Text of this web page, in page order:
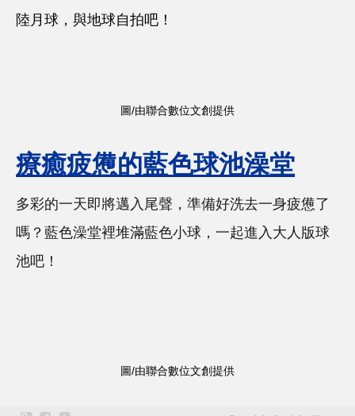
陸月球，與地球自拍吧！
圖/由聯合數位文創提供
療癒疲憊的藍色球池澡堂
多彩的一天即將邁入尾聲，準備好洗去一身疲憊了
嗎？藍色澡堂裡堆滿藍色小球，一起進入大人版球
池吧！
圖/由聯合數位文創提供